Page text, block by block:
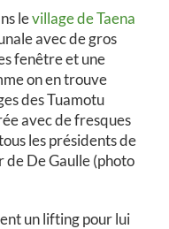
levillage de Taena
avec de gros
fenêtre et une
on en trouve
des Tuamotu
avec de fresques
les présidents de
De Gaulle (photo
un lifting pour lui